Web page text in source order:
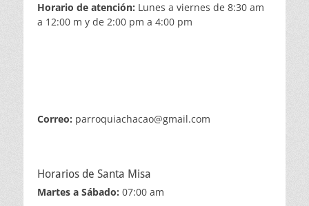
Horario de atención: Lunes a viernes de 8:30 am
a 12:00 m y de 2:00 pm a 4:00 pm
Correo: parroquiachacao@gmail.com
Horarios de Santa Misa
Martes a Sábado: 07:00 am